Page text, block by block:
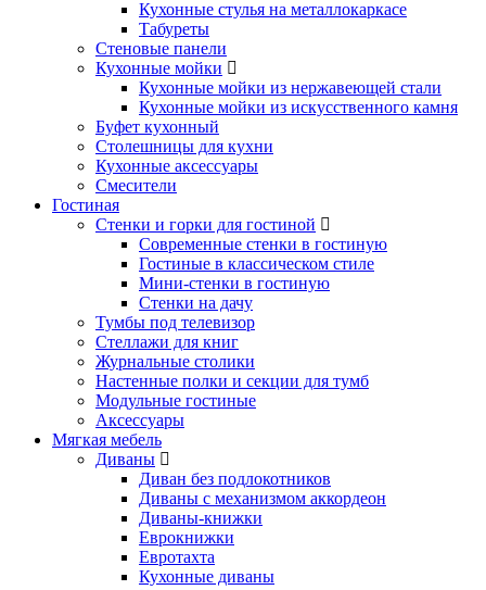
Кухонные стулья на металлокаркасе
Табуреты
Стеновые панели
Кухонные мойки
Кухонные мойки из нержавеющей стали
Кухонные мойки из искусственного камня
Буфет кухонный
Столешницы для кухни
Кухонные аксессуары
Смесители
Гостиная
Стенки и горки для гостиной
Современные стенки в гостиную
Гостиные в классическом стиле
Мини-стенки в гостиную
Стенки на дачу
Тумбы под телевизор
Стеллажи для книг
Журнальные столики
Настенные полки и секции для тумб
Модульные гостиные
Аксессуары
Мягкая мебель
Диваны
Диван без подлокотников
Диваны с механизмом аккордеон
Диваны-книжки
Еврокнижки
Евротахта
Кухонные диваны